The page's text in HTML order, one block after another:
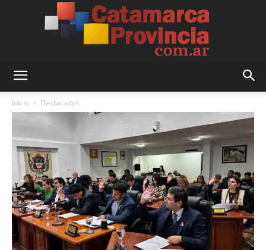
Provincia
Inicio Destacados